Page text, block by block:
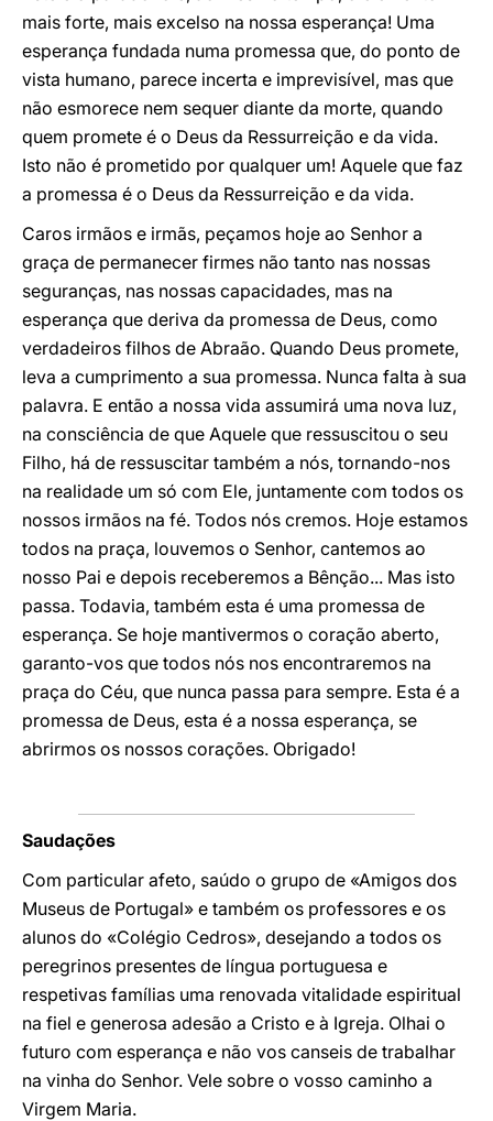
mais forte, mais excelso na nossa esperança! Uma
esperança fundada numa promessa que, do ponto de
vista humano, parece incerta e imprevisível, mas que
não esmorece nem sequer diante da morte, quando
quem promete é o Deus da Ressurreição e da vida.
Isto não é prometido por qualquer um! Aquele que faz
a promessa é o Deus da Ressurreição e da vida.
Caros irmãos e irmãs, peçamos hoje ao Senhor a
graça de permanecer firmes não tanto nas nossas
seguranças, nas nossas capacidades, mas na
esperança que deriva da promessa de Deus, como
verdadeiros filhos de Abraão. Quando Deus promete,
leva a cumprimento a sua promessa. Nunca falta à sua
palavra. E então a nossa vida assumirá uma nova luz,
na consciência de que Aquele que ressuscitou o seu
Filho, há de ressuscitar também a nós, tornando-nos
na realidade um só com Ele, juntamente com todos os
nossos irmãos na fé. Todos nós cremos. Hoje estamos
todos na praça, louvemos o Senhor, cantemos ao
nosso Pai e depois receberemos a Bênção... Mas isto
passa. Todavia, também esta é uma promessa de
esperança. Se hoje mantivermos o coração aberto,
garanto-vos que todos nós nos encontraremos na
praça do Céu, que nunca passa para sempre. Esta é a
promessa de Deus, esta é a nossa esperança, se
abrirmos os nossos corações. Obrigado!
Saudações
Com particular afeto, saúdo o grupo de «Amigos dos
Museus de Portugal» e também os professores e os
alunos do «Colégio Cedros», desejando a todos os
peregrinos presentes de língua portuguesa e
respetivas famílias uma renovada vitalidade espiritual
na fiel e generosa adesão a Cristo e à Igreja. Olhai o
futuro com esperança e não vos canseis de trabalhar
na vinha do Senhor. Vele sobre o vosso caminho a
Virgem Maria.